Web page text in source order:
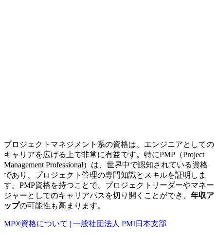
プロジェクトマネジメント系の資格は、エンジニアとしての
キャリアを広げる上で非常に有益です。特にPMP（Project
Management Professional）は、世界中で認知されている資格
であり、 プロジェクト管理の専門知識とスキルを証明 しま
す。PMP資格を持つことで、プロジェクトリーダーやマネー
ジャーとしてのキャリアパスを切り開くことができ、 年収ア
ップの可能性も高まります。
MP®資格について | 一般社団法人 PMI日本支部